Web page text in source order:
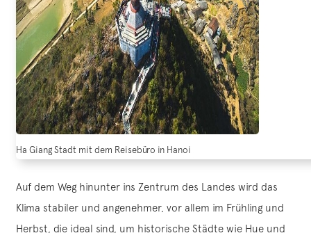
Ha Giang Stadt mit dem Reisebüro in Hanoi
Auf dem Weg hinunter ins Zentrum des Landes wird das
Klima stabiler und angenehmer, vor allem im Frühling und
Herbst, die ideal sind, um historische Städte wie Hue und